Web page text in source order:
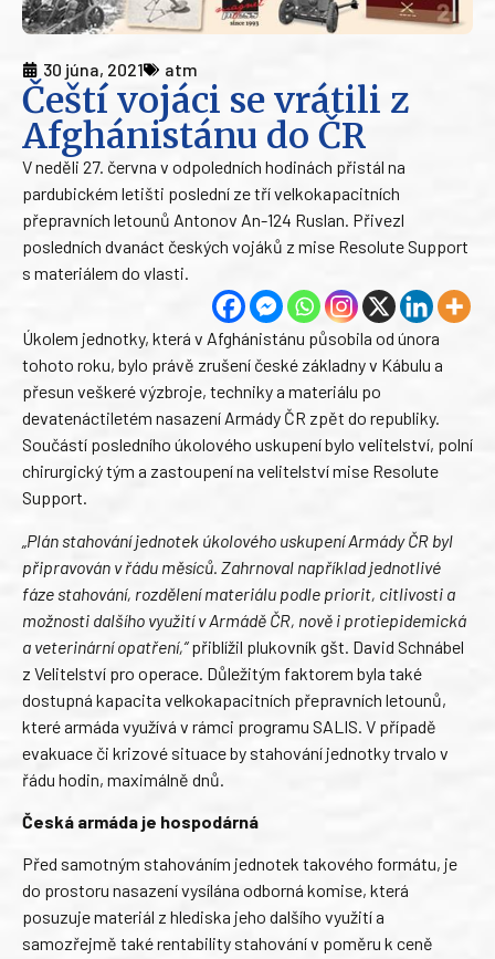
30 júna, 2021 atm
Čeští vojáci se vrátili z
Afghánistánu do ČR
V neděli 27. června v odpoledních hodinách přistál na
pardubickém letišti poslední ze tří velkokapacitních
přepravních letounů Antonov An-124 Ruslan. Přivezl
posledních dvanáct českých vojáků z mise Resolute Support
s materiálem do vlasti.
Úkolem jednotky, která v Afghánistánu působila od února
tohoto roku, bylo právě zrušení české základny v Kábulu a
přesun veškeré výzbroje, techniky a materiálu po
devatenáctiletém nasazení Armády ČR zpět do republiky.
Součástí posledního úkolového uskupení bylo velitelství, polní
chirurgický tým a zastoupení na velitelství mise Resolute
Support.
„Plán stahování jednotek úkolového uskupení Armády ČR byl
připravován v řádu měsíců. Zahrnoval například jednotlivé
fáze stahování, rozdělení materiálu podle priorit, citlivosti a
možnosti dalšího využití v Armádě ČR, nově i protiepidemická
a veterinární opatření,“přiblížil plukovník gšt. David Schnábel
z Velitelství pro operace. Důležitým faktorem byla také
dostupná kapacita velkokapacitních přepravních letounů,
které armáda využívá v rámci programu SALIS. V případě
evakuace či krizové situace by stahování jednotky trvalo v
řádu hodin, maximálně dnů.
Česká armáda je hospodárná
Před samotným stahováním jednotek takového formátu, je
do prostoru nasazení vysílána odborná komise, která
posuzuje materiál z hlediska jeho dalšího využití a
samozřejmě také rentability stahování v poměru k ceně